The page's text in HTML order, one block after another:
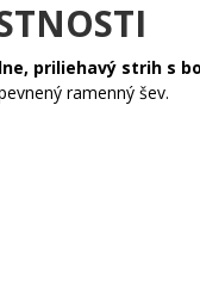
priliehavý strih s
ramenný šev.